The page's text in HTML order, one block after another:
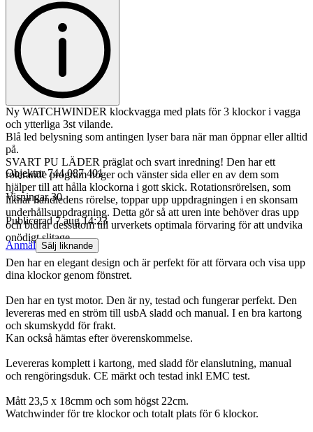
Ny WATCHWINDER klockvagga med plats för 3 klockor i vagga
och ytterliga 3st vilande.
Blå led belysning som antingen lyser bara när man öppnar eller alltid
på.
SVART PU LÄDER präglat och svart inredning! Den har ett
roterande program höger och vänster sida eller en av dem som
hjälper till att hålla klockorna i gott skick. Rotationsrörelsen, som
liknar handledens rörelse, toppar upp uppdragningen i en skonsam
underhållsuppdragning. Detta gör så att uren inte behöver dras upp
och bidrar dessutom till urverkets optimala förvaring för att undvika
onödigt slitage.
Den har en elegant design och är perfekt för att förvara och visa upp
dina klockor genom fönstret.
Den har en tyst motor. Den är ny, testad och fungerar perfekt. Den
levereras med en ström till usbA sladd och manual. I en bra kartong
och skumskydd för frakt.
Kan också hämtas efter överenskommelse.
Levereras komplett i kartong, med sladd för elanslutning, manual
och rengöringsduk. CE märkt och testad inkl EMC test.
Mått 23,5 x 18cmm och som högst 22cm.
Watchwinder för tre klockor och totalt plats för 6 klockor.
Objektnr 744 087 401
Visningar 30
Publicerad 7 aug 14:23
Anmäl Sälj liknande